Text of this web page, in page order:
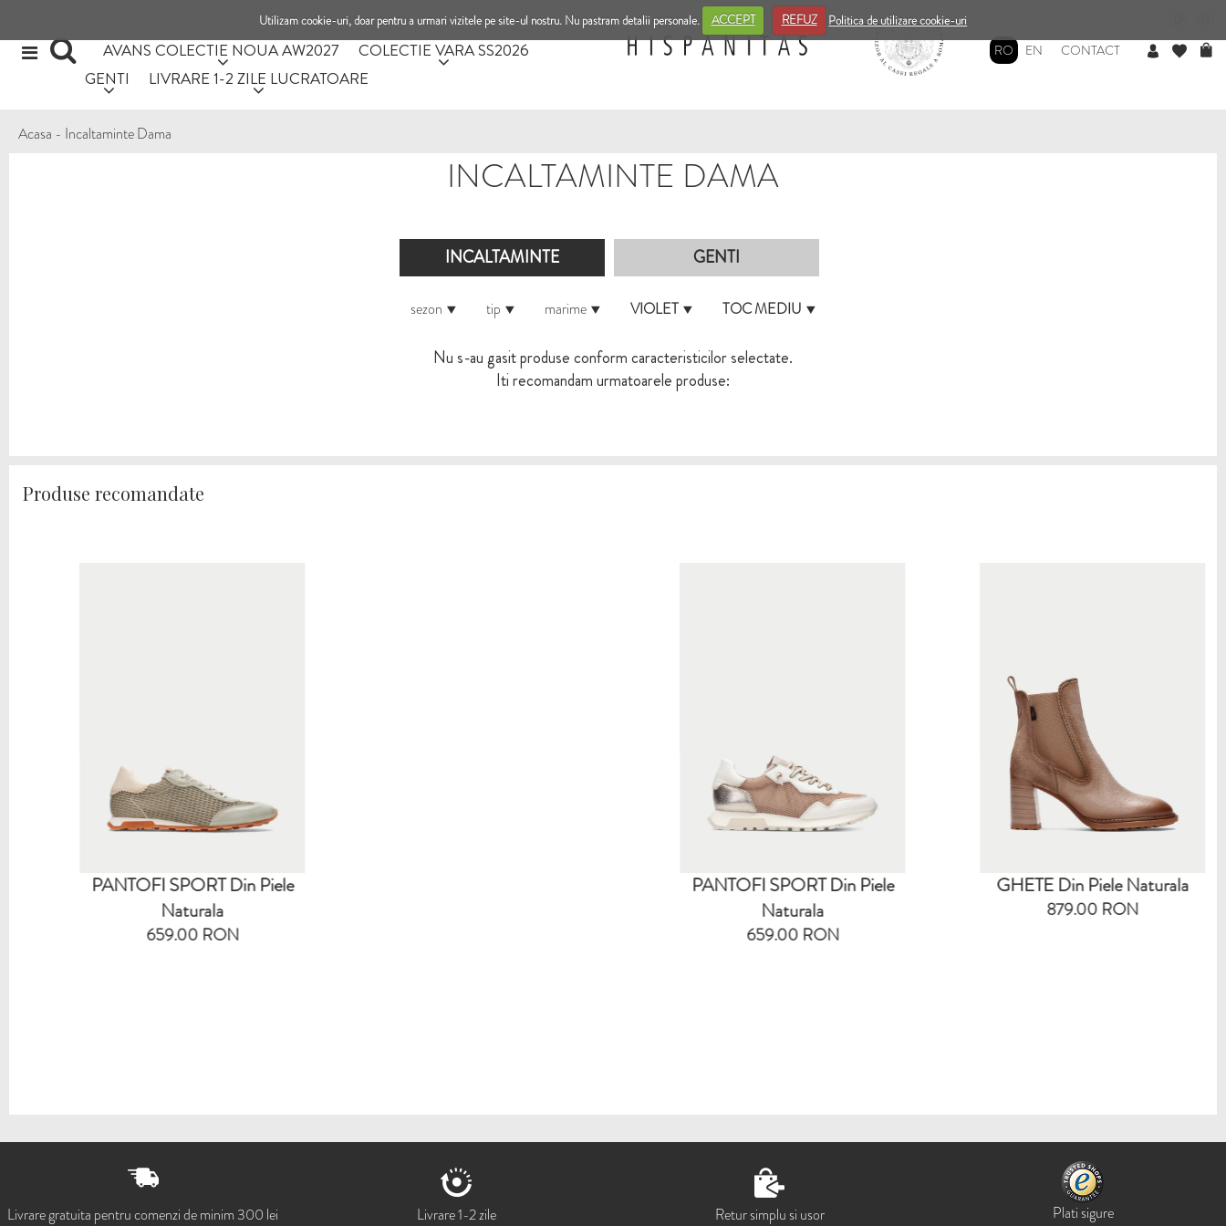
Utilizam cookie-uri, doar pentru a urmari vizitele pe site-ul nostru. Nu pastram detalii personale. ACCEPT REFUZ Politica de utilizare cookie-uri
AVANS COLECTIE NOUA AW2027
COLECTIE VARA SS2026
GENTI
LIVRARE 1-2 ZILE LUCRATOARE
RO EN CONTACT
Acasa - Incaltaminte Dama
INCALTAMINTE DAMA
INCALTAMINTE GENTI
sezon tip marime VIOLET TOC MEDIU
Nu s-au gasit produse conform caracteristicilor selectate.
Iti recomandam urmatoarele produse:
Produse recomandate
PANTOFI SPORT Din Piele
Naturala
659.00 RON
PANTOFI SPORT Din Piele
Naturala
659.00 RON
GHETE Din Piele Naturala
879.00 RON
Livrare gratuita pentru comenzi de minim 300 lei Livrare 1-2 zile Retur simplu si usor Plati sigure